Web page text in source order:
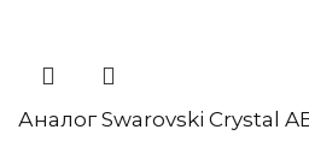
Аналог Swarovski Crystal